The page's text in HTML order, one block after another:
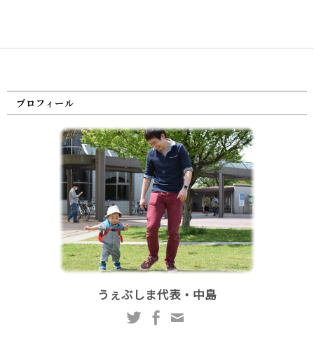
プロフィール
うぇぶしま代表・中島